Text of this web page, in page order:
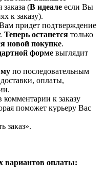
(В идеале если Вы
к заказу).
придет подтверждение
Теперь останется только
новой покупке.
форме выглядит
по последовательным
оплаты,
комментарии к заказу
поможет курьеру Вас
заказ».
вариантов оплаты: